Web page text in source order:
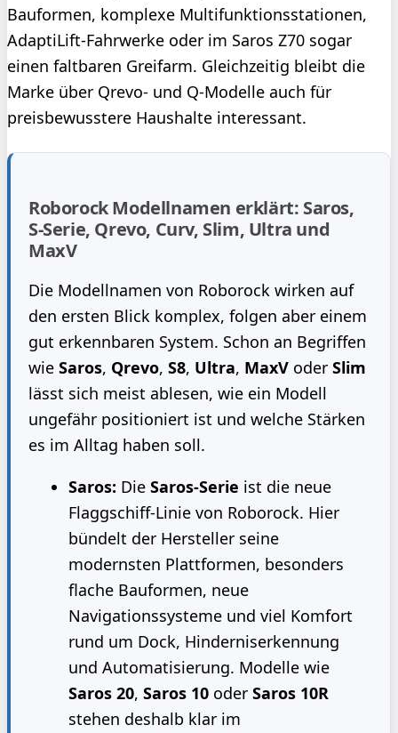
Bauformen, komplexe Multifunktionsstationen,
AdaptiLift-Fahrwerke oder im Saros Z70 sogar
einen faltbaren Greifarm. Gleichzeitig bleibt die
Marke über Qrevo- und Q-Modelle auch für
preisbewusstere Haushalte interessant.
Roborock Modellnamen erklärt: Saros,
S-Serie, Qrevo, Curv, Slim, Ultra und
MaxV
Die Modellnamen von Roborock wirken auf
den ersten Blick komplex, folgen aber einem
gut erkennbaren System. Schon an Begriffen
wie Saros, Qrevo, S8, Ultra, MaxV oder Slim
lässt sich meist ablesen, wie ein Modell
ungefähr positioniert ist und welche Stärken
es im Alltag haben soll.
Saros: Die Saros-Serie ist die neue
Flaggschiff-Linie von Roborock. Hier
bündelt der Hersteller seine
modernsten Plattformen, besonders
flache Bauformen, neue
Navigationssysteme und viel Komfort
rund um Dock, Hinderniserkennung
und Automatisierung. Modelle wie
Saros 20, Saros 10 oder Saros 10R
stehen deshalb klar im